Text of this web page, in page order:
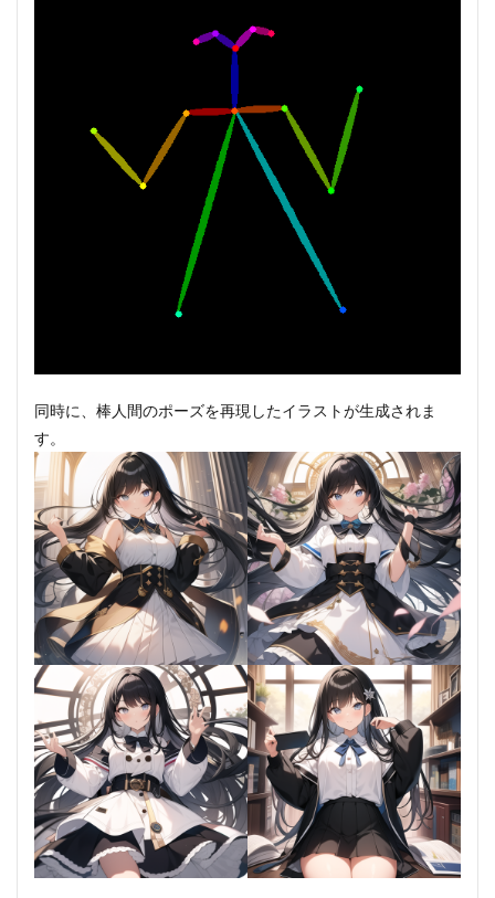
同時に、棒人間のポーズを再現したイラストが生成されま
す。